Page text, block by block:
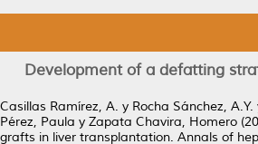
Development of a defatting
Casillas Ramírez, A. y Rocha Sánchez, A.Y.
Pérez, Paula y Zapata Chavira, Homero
grafts in liver transplantation. Annals of